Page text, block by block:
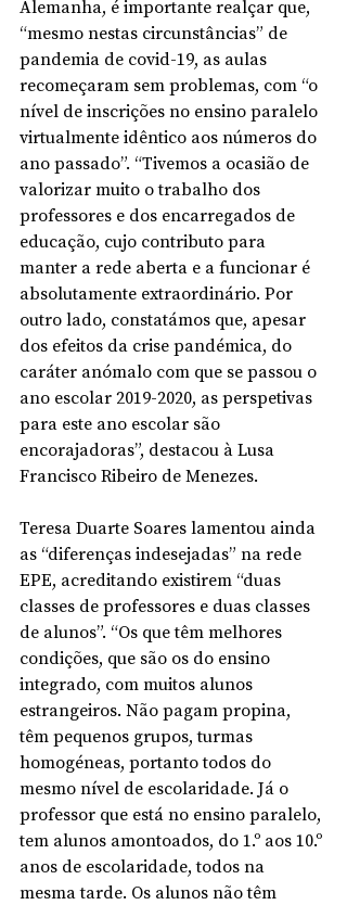
Alemanha, é importante realçar que,
“mesmo nestas circunstâncias” de
pandemia de covid-19, as aulas
recomeçaram sem problemas, com “o
nível de inscrições no ensino paralelo
virtualmente idêntico aos números do
ano passado”. “Tivemos a ocasião de
valorizar muito o trabalho dos
professores e dos encarregados de
educação, cujo contributo para
manter a rede aberta e a funcionar é
absolutamente extraordinário. Por
outro lado, constatámos que, apesar
dos efeitos da crise pandémica, do
caráter anómalo com que se passou o
ano escolar 2019-2020, as perspetivas
para este ano escolar são
encorajadoras”, destacou à Lusa
Francisco Ribeiro de Menezes.
Teresa Duarte Soares lamentou ainda
as “diferenças indesejadas” na rede
EPE, acreditando existirem “duas
classes de professores e duas classes
de alunos”. “Os que têm melhores
condições, que são os do ensino
integrado, com muitos alunos
estrangeiros. Não pagam propina,
têm pequenos grupos, turmas
homogéneas, portanto todos do
mesmo nível de escolaridade. Já o
professor que está no ensino paralelo,
tem alunos amontoados, do 1.º aos 10.º
anos de escolaridade, todos na
mesma tarde. Os alunos não têm